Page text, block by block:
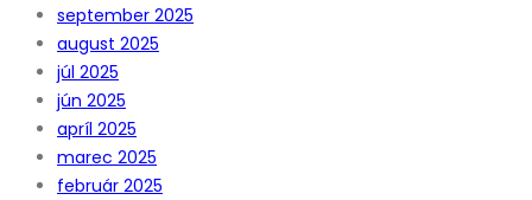
september 2025
august 2025
júl 2025
jún 2025
apríl 2025
marec 2025
február 2025